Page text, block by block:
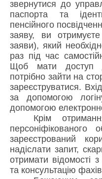
звернутися до
паспорта та
пенсійного
заяву, ви
заяви), який
раз під час
Щоб мати доступ
потрібно зайти на
зареєструватися.
за допомогою
допомогою
Крім
зареєстрований
надіслати запит,
отримати відомості
та консультацію